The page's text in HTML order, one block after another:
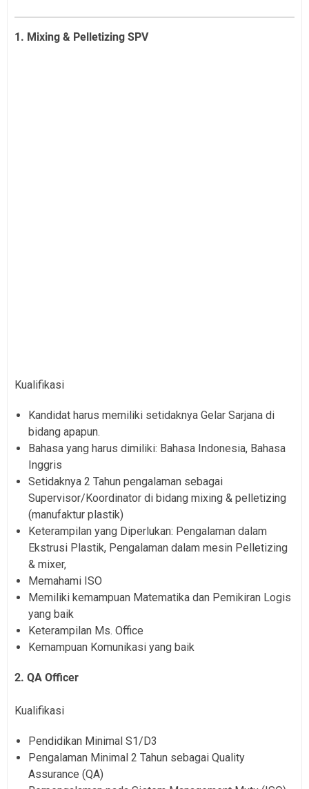
1. Mixing & Pelletizing SPV
Kualifikasi
Kandidat harus memiliki setidaknya Gelar Sarjana di
bidang apapun.
Bahasa yang harus dimiliki: Bahasa Indonesia, Bahasa
Inggris
Setidaknya 2 Tahun pengalaman sebagai
Supervisor/Koordinator di bidang mixing & pelletizing
(manufaktur plastik)
Keterampilan yang Diperlukan: Pengalaman dalam
Ekstrusi Plastik, Pengalaman dalam mesin Pelletizing
& mixer,
Memahami ISO
Memiliki kemampuan Matematika dan Pemikiran Logis
yang baik
Keterampilan Ms. Office
Kemampuan Komunikasi yang baik
2. QA Officer
Kualifikasi
Pendidikan Minimal S1/D3
Pengalaman Minimal 2 Tahun sebagai Quality
Assurance (QA)